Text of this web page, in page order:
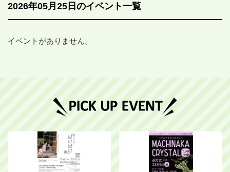
2026年05月25日のイベント一覧
イベントがありません。